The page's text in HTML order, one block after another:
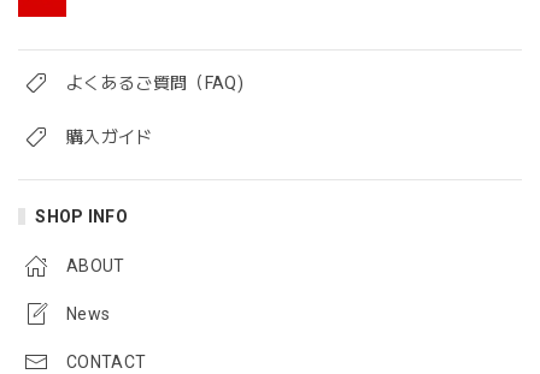
よくあるご質問（FAQ)
購入ガイド
SHOP INFO
ABOUT
News
CONTACT